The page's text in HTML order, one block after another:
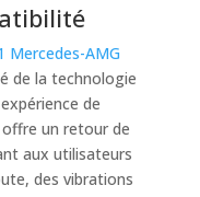
Mercedes-AMG
de la technologie
de
un retour de
aux utilisateurs
des vibrations